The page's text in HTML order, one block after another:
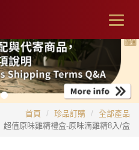
首頁 珍品訂購
全部產品
超值原味雞精禮盒-原味滴雞精8入/盒